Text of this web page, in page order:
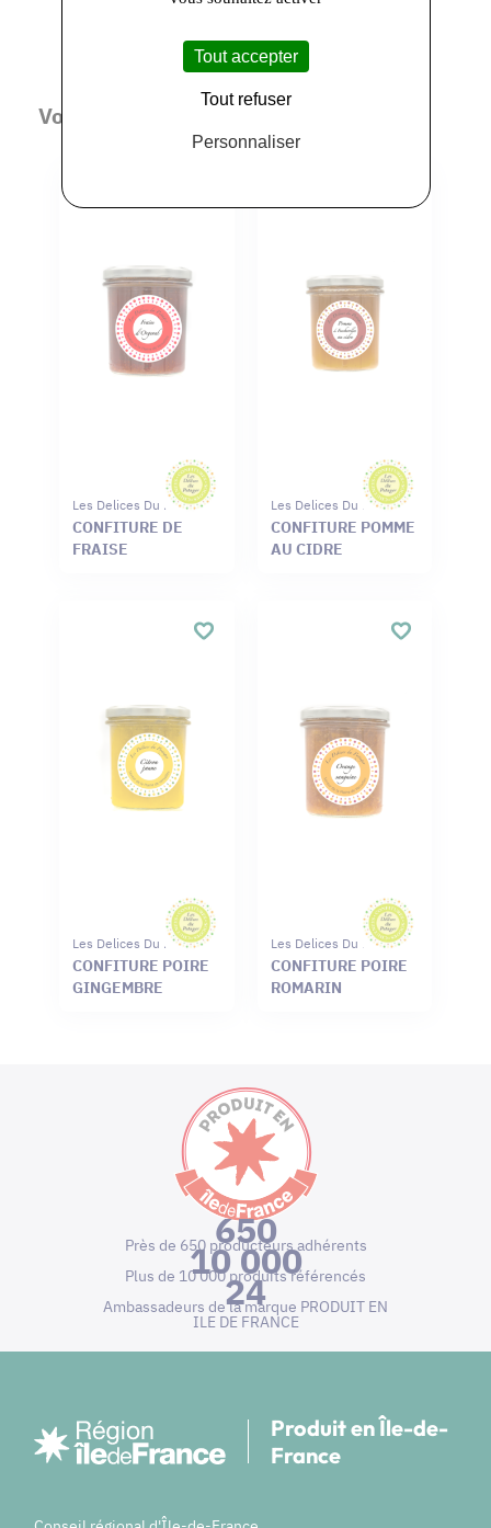
Vous aimerez aussi
Les Delices Du Potager
CONFITURE DE
FRAISE
Les Delices Du Potager
CONFITURE POMME
AU CIDRE
Les Delices Du Potager
CONFITURE POIRE
GINGEMBRE
Les Delices Du Potager
CONFITURE POIRE
ROMARIN
650
Près de 650 producteurs adhérents
10 000
Plus de 10 000 produits référencés
24
Ambassadeurs de la marque PRODUIT EN
ILE DE FRANCE
Produit en Île-de-
France
Tout accepter
Tout refuser
Personnaliser